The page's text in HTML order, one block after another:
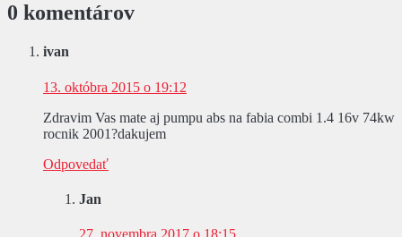
0 komentárov
ivan
13. októbra 2015 o 19:12
Zdravim Vas mate aj pumpu abs na fabia combi 1.4 16v 74kw
rocnik 2001?dakujem
Odpovedať
Jan